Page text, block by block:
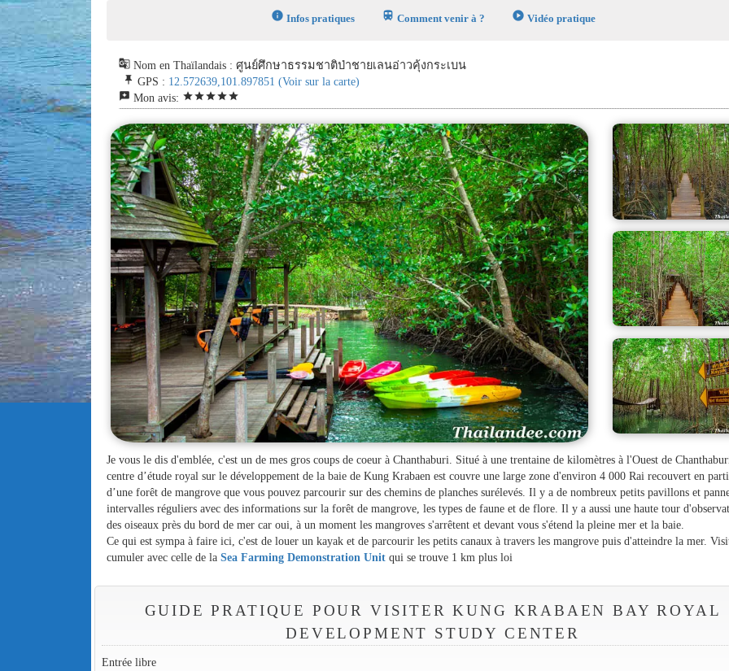
info Infos pratiques train Comment venir à ? play_circle Vidéo pratique
g_translate Nom en Thaïlandais : ศูนย์ศึกษาธรรมชาติป่าชายเลนอ่าวคุ้งกระเบน
push_pin GPS : 12.572639,101.897851 (Voir sur la carte)
reviews Mon avis: starstarstarstarstar
Je vous le dis d'emblée, c'est un de mes gros coups de coeur à Chanthaburi. Situé à une trentaine de kilomètres à l'Ouest de
centre d’étude royal sur le développement de la baie de Kung Krabaen est couvre une large zone d'environ 4 000 Rai recouvert en
d’une forêt de mangrove que vous pouvez parcourir sur des chemins de planches surélevés. Il y a de nombreux petits pavillons et
intervalles réguliers avec des informations sur la forêt de mangrove, les types de faune et de flore. Il y a aussi une haute tour
des oiseaux près du bord de mer car oui, à un moment les mangroves s'arrêtent et devant vous s'étend la pleine mer et la baie.
Ce qui est sympa à faire ici, c'est de louer un kayak et de parcourir les petits canaux à travers les mangrove puis d'atteindre la mer.
cumuler avec celle de laSea Farming Demonstration Unit qui se trouve 1 km plus loi
GUIDE PRATIQUE POUR VISITER KUNG KRABAEN BAY ROYAL
DEVELOPMENT STUDY CENTER
Entrée libre